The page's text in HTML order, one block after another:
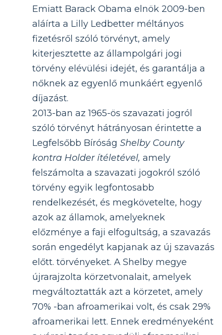
Emiatt Barack Obama elnök 2009-ben
aláírta a Lilly Ledbetter méltányos
fizetésről szóló törvényt, amely
kiterjesztette az állampolgári jogi
törvény elévülési idejét, és garantálja a
nőknek az egyenlő munkáért egyenlő
díjazást.
2013-ban az 1965-ös szavazati jogról
szóló törvényt hátrányosan érintette a
Legfelsőbb Bíróság Shelby County
kontra Holder ítéletével, amely
felszámolta a szavazati jogokról szóló
törvény egyik legfontosabb
rendelkezését, és megkövetelte, hogy
azok az államok, amelyeknek
előzménye a faji elfogultság, a szavazás
során engedélyt kapjanak az új szavazás
előtt. törvényeket. A Shelby megye
újrarajzolta körzetvonalait, amelyek
megváltoztatták azt a körzetet, amely
70% -ban afroamerikai volt, és csak 29%
afroamerikai lett. Ennek eredményeként